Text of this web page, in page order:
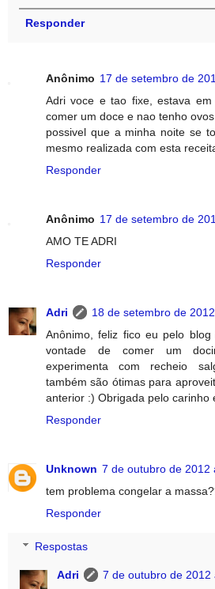
Responder
Anônimo 17 de setembro de
Adri voce e tao fixe, estava
comer um doce e nao tenho
possivel que a minha noite se
mesmo realizada com esta
Responder
Anônimo 17 de setembro de
AMO TE ADRI
Responder
Adri
18 de setembro de
Anônimo, feliz fico eu pelo
vontade de comer um
experimenta com recheio
também são ótimas para
anterior :) Obrigada pelo carinho
Responder
Unknown 7 de outubro de 2012
tem problema congelar a
Responder
Respostas
Adri
7 de outubro de 2012